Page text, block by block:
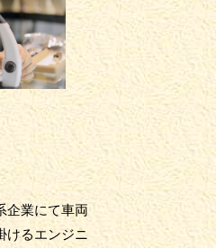
企業にて車両
けるエンジニ